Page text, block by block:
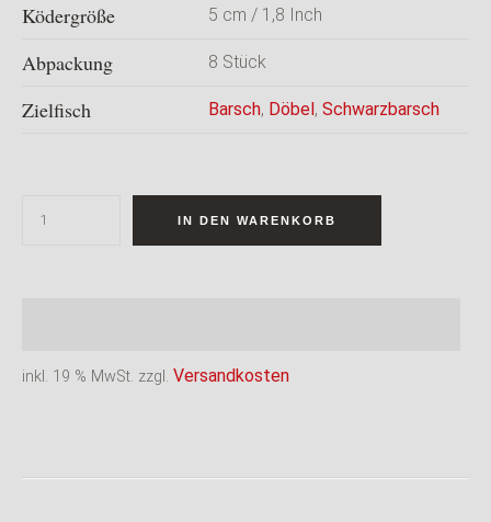
Ködergröße 5 cm / 1,8 Inch
Abpackung 8 Stück
Zielfisch Barsch, Döbel, Schwarzbarsch
IN DEN WARENKORB
inkl. 19 % MwSt. zzgl. Versandkosten